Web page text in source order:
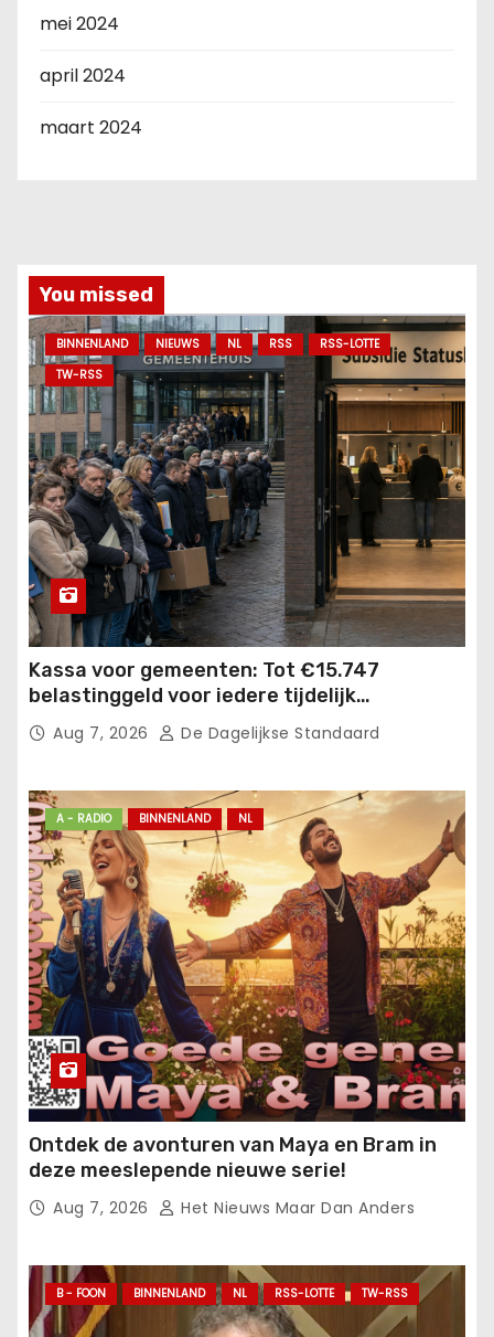
mei 2024
april 2024
maart 2024
You missed
BINNENLAND NIEUWS NL RSS
RSS-LOTTE
TW-RSS
Kassa voor gemeenten: Tot €15.747
belastinggeld voor iedere tijdelijk
gehuisveste statushouder!.
Aug 7, 2026 De Dagelijkse Standaard
A - RADIO BINNENLAND NL
Ontdek de avonturen van Maya en Bram in
deze meeslepende nieuwe serie!
Aug 7, 2026 Het Nieuws Maar Dan Anders
B - FOON BINNENLAND NL RSS-LOTTE TW-RSS